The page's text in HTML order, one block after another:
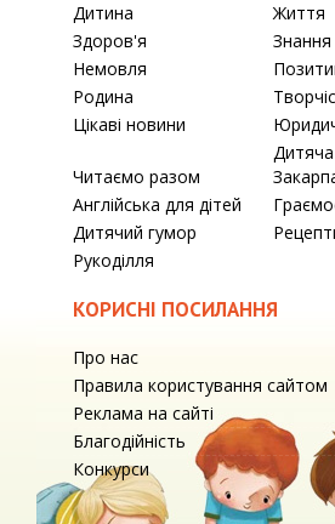
Дитина
Життя
Здоров'я
Знання
Немовля
Родина
Цікаві новини
Читаємо разом
Дитяча
Англійська для дітей
Дитячий гумор
Рукоділля
КОРИСНІ ПОСИЛАННЯ
Про нас
Правила користування сайтом
Реклама на сайті
Благодійність
Конкурси